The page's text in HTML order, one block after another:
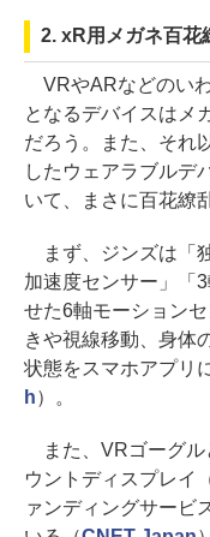
2. xR用メガネ百花
VRやARなどのい
となるデバイスはメ
だろう。また、それ
したウェアラブルデ
いて、まさに百花繚
まず、ジンズは「
加速度センサー」「
せた6軸モーション
きや視線移動、身体
状態をスマホアプリ
h）。
また、VRゴーグル
ウントディスプレイ
ァンディングサービ